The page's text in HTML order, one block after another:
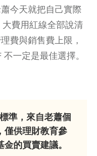
今天就把自己實際
費用紅線全部說清
費與銷售費上限，
一定是最佳選擇。
準，來自老蕭個
僅供理財教育參
的買賣建議。